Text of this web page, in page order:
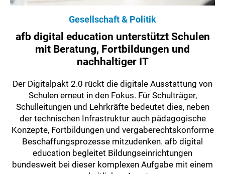
Gesellschaft & Politik
afb digital education unterstützt Schulen
mit Beratung, Fortbildungen und
nachhaltiger IT
Der Digitalpakt 2.0 rückt die digitale Ausstattung von
Schulen erneut in den Fokus. Für Schulträger,
Schulleitungen und Lehrkräfte bedeutet dies, neben
der technischen Infrastruktur auch pädagogische
Konzepte, Fortbildungen und vergaberechtskonforme
Beschaffungsprozesse mitzudenken. afb digital
education begleitet Bildungseinrichtungen
bundesweit bei dieser komplexen Aufgabe mit einem